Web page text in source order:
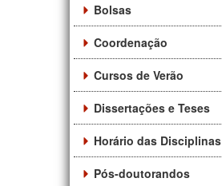
Bolsas
Coordenação
Cursos de Verão
Dissertações e Teses
Horário das Disciplinas
Pós-doutorandos